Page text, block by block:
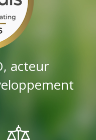
acteur